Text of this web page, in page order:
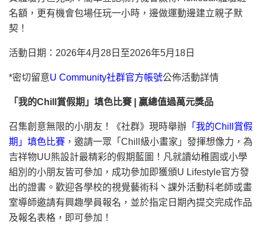
名額，更有機會包場任玩一小時，邊做運動邊建立親子默
契！
活動日期：2026年4月28日至2026年5月18日
*密切留意U Community社群官方帳號公佈活動詳情
「我的Chill賞假期」填色比賽 | 贏總值過萬元獎品
召集創意無限的小朋友！《社群》現時舉辦 「我的Chill賞假
期」填色比賽 ，邀請一眾「Chill級小畫家」發揮想像力，為
吉祥物UU熊設計最精彩的假期藍圖！凡就讀幼稚園或小學
組別的小朋友皆可參加，成功參加即獲頒U Lifestyle官方發
出的證書。歡迎各學校的視覺藝術科丶課外活動科老師或畫
室導師邀請有興趣學員報名，並於指定日期內提交完成作品
及報名表格，即可參加！